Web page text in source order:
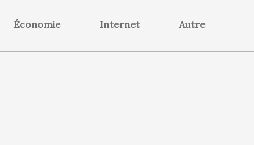
Économie Internet Autre